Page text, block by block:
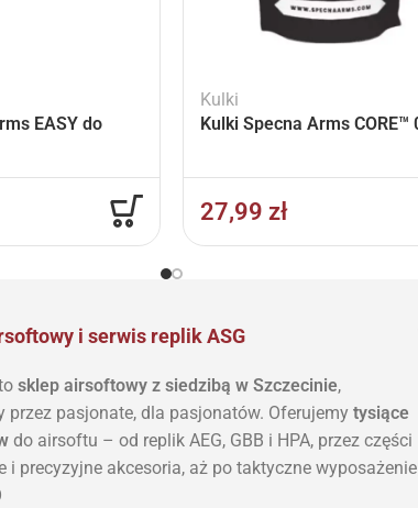
EASY do
Kulki
Kulki Specna Arms CORE™
27,99 zł
i serwis replik ASG
sklep airsoftowy z siedzibą w Szczecinie,
przez pasjonate, dla pasjonatów. Oferujemy tysiące
do airsoftu – od replik AEG, GBB i HPA, przez części
i precyzyjne akcesoria, aż po taktyczne wyposażenie